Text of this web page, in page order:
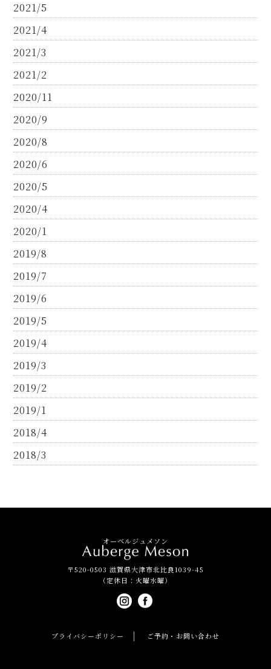
2021/5
2021/4
2021/3
2021/2
2020/11
2020/9
2020/8
2020/6
2020/5
2020/4
2020/1
2019/8
2019/7
2019/6
2019/5
2019/4
2019/3
2019/2
2019/1
2018/4
2018/3
オーベルジュメソン
〒520-0503 滋賀県大津市北比良1039-45
（定休日：火曜水曜）
プライバシーポリシー ご予約・お問い合わせ